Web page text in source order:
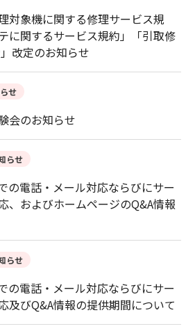
対象機に関する修理サービス規
に関するサービス規約」「引取修
改定のお知らせ
せ
会のお知らせ
らせ
の電話・メール対応ならびにサー
、およびホームページのQ&A情報
らせ
の電話・メール対応ならびにサー
及びQ&A情報の提供期間について